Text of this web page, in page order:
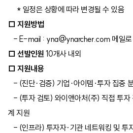
* 일정은 상황에 따라 변경될 수 있음
□ 지원방법
- E-mail : yna@ynarcher.com 메일로
□ 선발인원 10개사 내외
□ 지원내용
- (진단·검증) 기업·아이템·투자 집중
- (투자 검토) 와이앤아처(주) 직접 투자
계 지원
- (인프라) 투자자·기관 네트워킹 및 투